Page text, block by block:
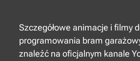
Szczegółowe animacje i filmy
programowania bram
znaleźć na oficjalnym kanale